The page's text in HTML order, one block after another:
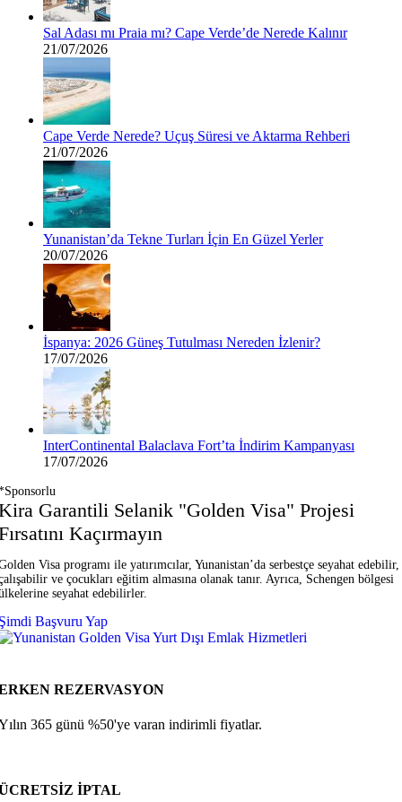
Sal Adası mı Praia mı? Cape Verde’de Nerede Kalınır
21/07/2026
Cape Verde Nerede? Uçuş Süresi ve Aktarma Rehberi
21/07/2026
Yunanistan’da Tekne Turları İçin En Güzel Yerler
20/07/2026
İspanya: 2026 Güneş Tutulması Nereden İzlenir?
17/07/2026
InterContinental Balaclava Fort’ta İndirim Kampanyası
17/07/2026
Garantili Selanik "Golden Visa" Projesi
Kaçırmayın
Visa programı ile yatırımcılar, Yunanistan’da serbestçe seyahat edebilir,
ve çocukları eğitim almasına olanak tanır. Ayrıca, Schengen bölgesi
seyahat edebilirler.
Başvuru Yap
REZERVASYON
365 günü %50'ye varan indirimli fiyatlar.
İPTAL